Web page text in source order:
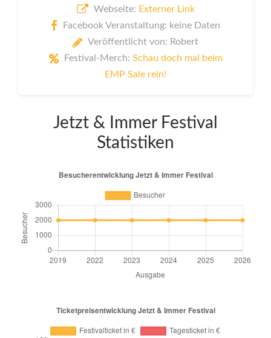
Webseite: Externer Link
Facebook Veranstaltung: keine Daten
Veröffentlicht von: Robert
Festival-Merch: Schau doch mal beim
EMP Sale rein!
Jetzt & Immer Festival
Statistiken